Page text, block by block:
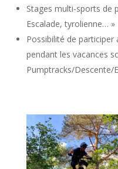
Stages multi-sports de
Escalade, tyrolienne… »
Possibilité de participer
pendant les vacances
Pumptracks/Descente/